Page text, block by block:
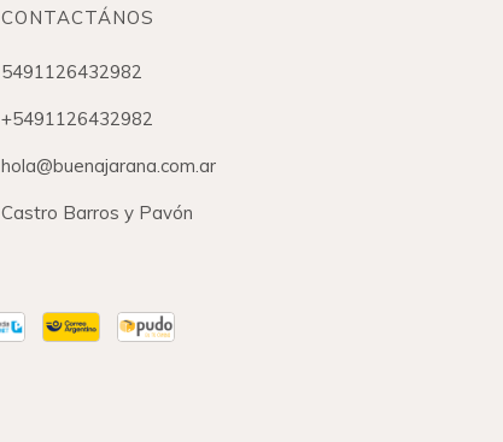
CONTACTÁNOS
5491126432982
+5491126432982
hola@buenajarana.com.ar
Castro Barros y Pavón